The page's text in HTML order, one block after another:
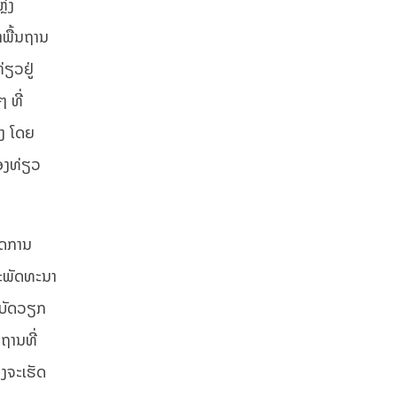
ງ
ພື້ນຖານ
ຽວຢູ່
ທີ່
ໂດຍ
ງທ່ຽວ
ການ
ພັດທະນາ
ດວຽກ
ານທີ່
ະເຮັດ